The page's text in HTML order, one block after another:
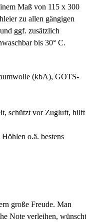
Maß von 115 x 300
zu allen gängigen
ggf. zusätzlich
bis 30° C.
(kbA), GOTS-
schützt vor Zugluft, hilft
o.ä. bestens
große Freude. Man
Note verleihen, wünscht